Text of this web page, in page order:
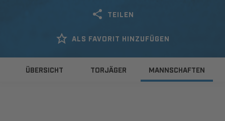
TEILEN
ALS FAVORIT HINZUFÜGEN
ÜBERSICHT TORJÄGER MANNSCHAFTEN